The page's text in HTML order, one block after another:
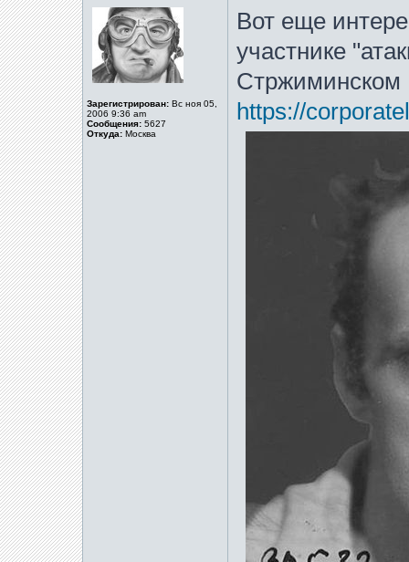
Зарегистрирован: Вс ноя 05,
2006 9:36 am
Сообщения: 5627
Откуда: Москва
Вот еще
участнике
Стржиминском
https://